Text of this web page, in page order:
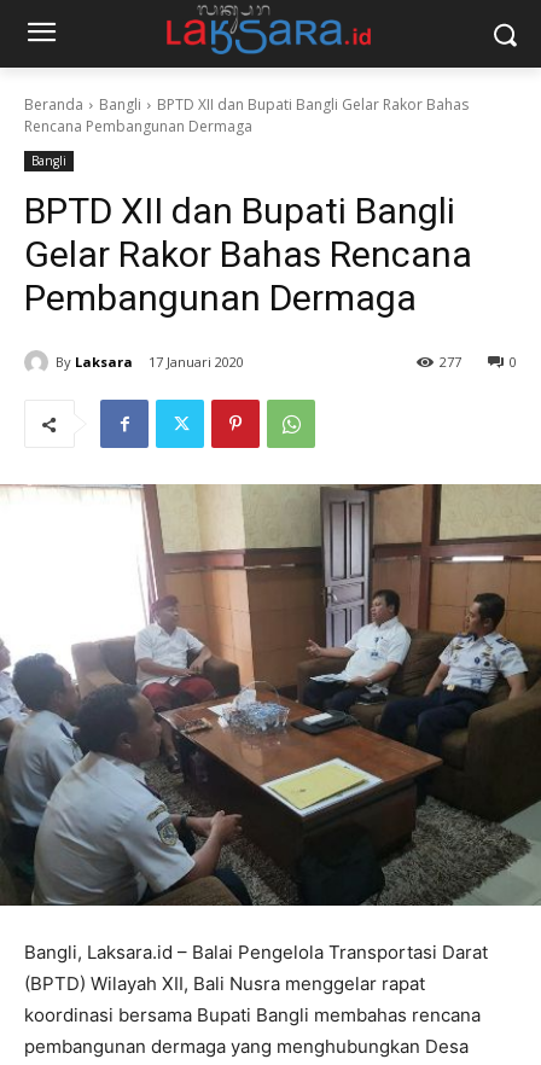
Beranda Bangli
BPTD XII dan Bupati Bangli Gelar Rakor Bahas
Rencana Pembangunan Dermaga
Bangli
BPTD XII dan Bupati Bangli
Gelar Rakor Bahas Rencana
Pembangunan Dermaga
By Laksara 17 Januari 2020 0
277
Bangli, Laksara.id – Balai Pengelola Transportasi Darat
(BPTD) Wilayah XII, Bali Nusra menggelar rapat
koordinasi bersama Bupati Bangli membahas rencana
pembangunan dermaga yang menghubungkan Desa